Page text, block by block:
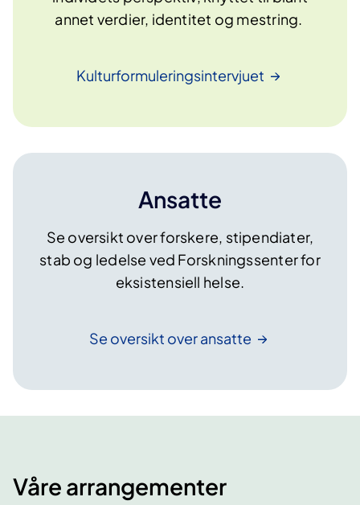
annet verdier, identitet og mestring.
Kulturformuleringsintervjuet
Ansatte
Se oversikt over forskere, stipendiater,
stab og ledelse ved Forskningssenter for
eksistensiell helse.
Se oversikt overansatte
Våre arrangementer